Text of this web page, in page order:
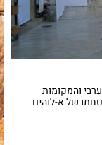
והמקומות
של א-לוהים